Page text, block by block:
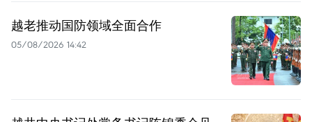
越老推动国防领域全面合作
05/08/2026 14:42